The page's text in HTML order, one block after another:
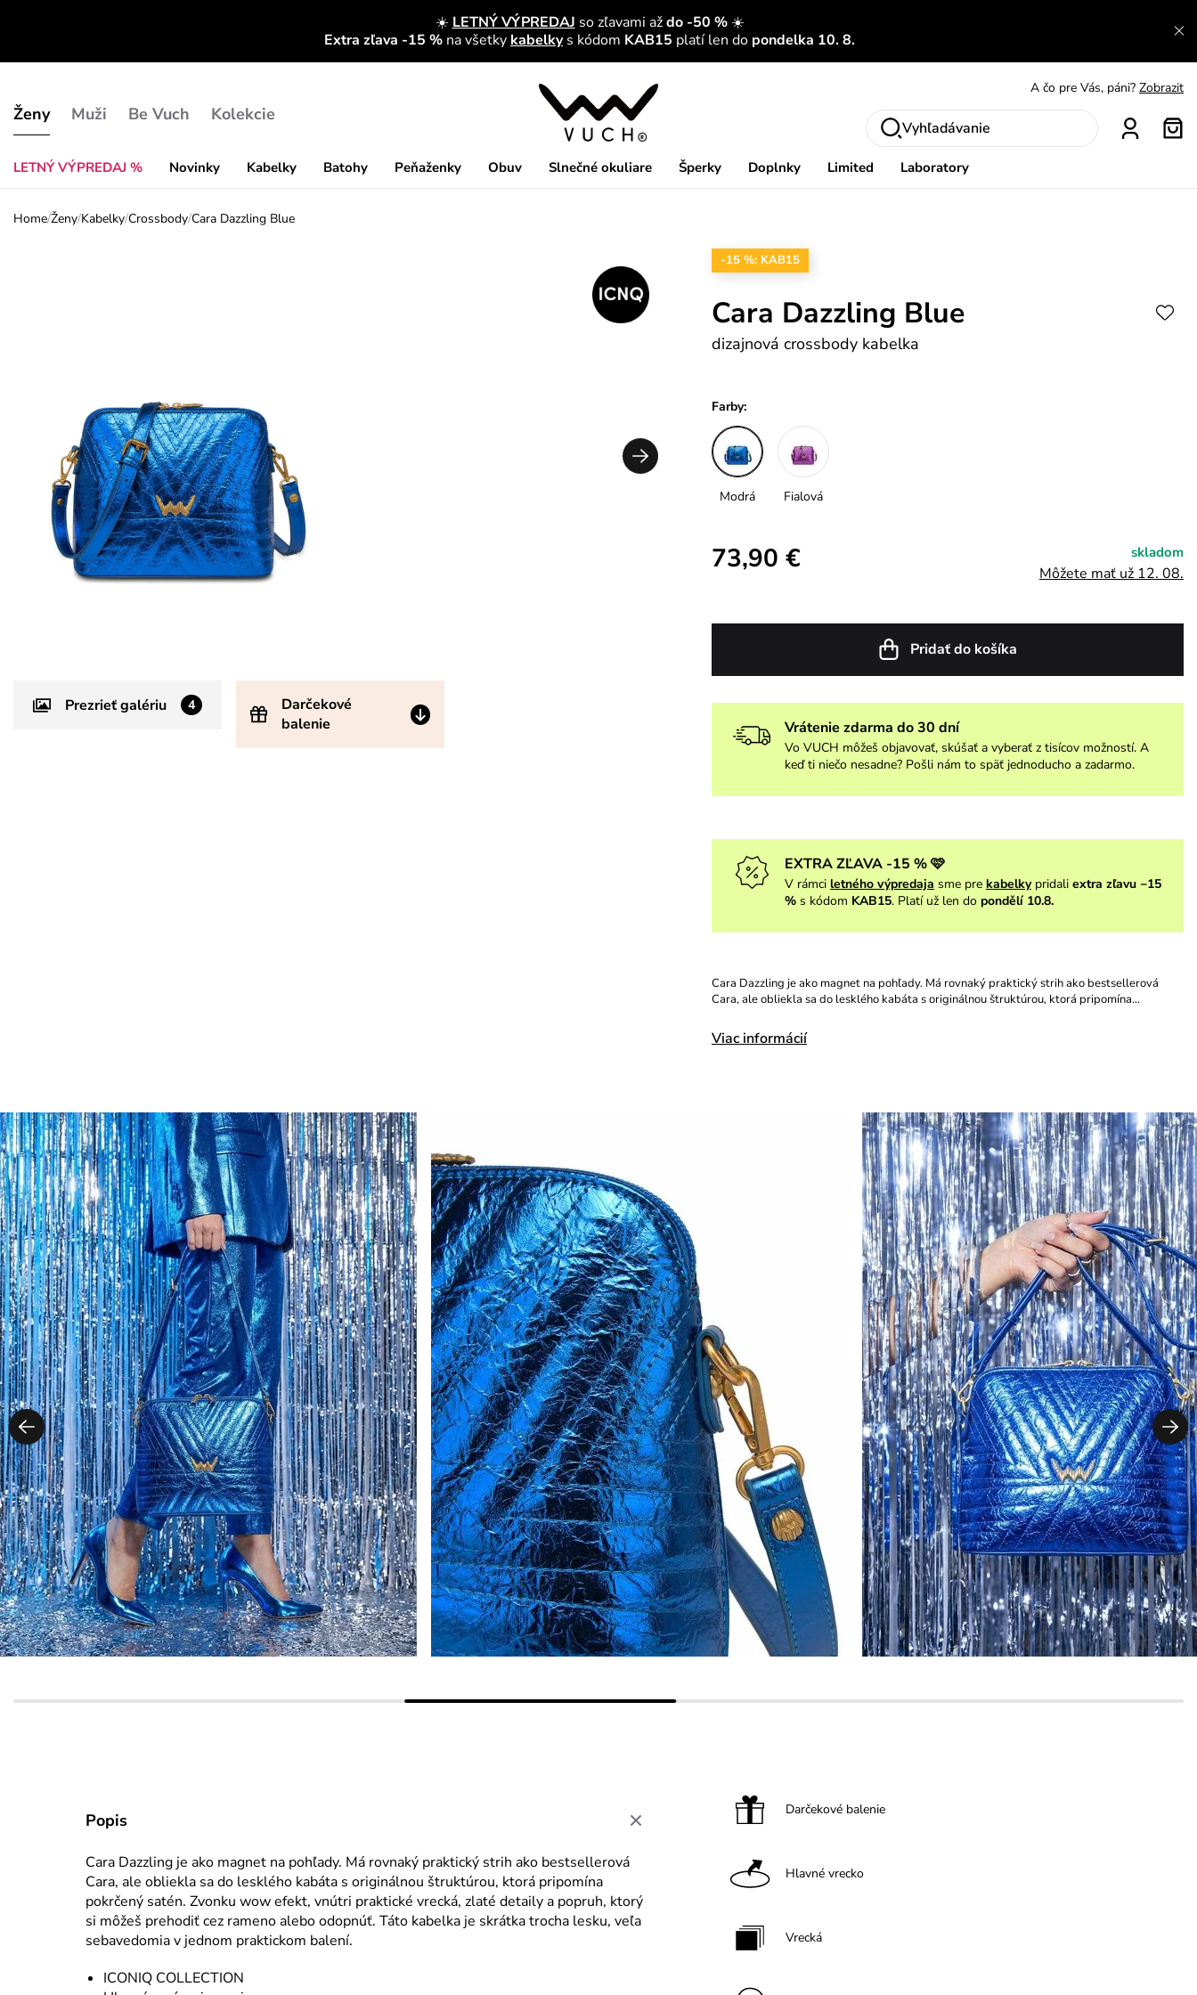
☀️ LETNÝ VÝPREDAJ so zľavami aždo -50 %☀️
Extra zľava -15 % na všetky kabelky s kódom KAB15 platí len do pondelka 10. 8.
Ženy
LETNÝ VÝPREDAJ % Novinky Kabelky Batohy Peňaženky Obuv Slnečné okuliare Šperky Doplnky Limited Laboratory
Muži Be Vuch Kolekcie
A čo pre Vás, páni? Zobrazit
S čím chybu neurobíš? Pozri
Výmena a vrátenie zadarmo Zobraziť
Vyhľadávanie
Home/Ženy/Kabelky/Crossbody/Cara Dazzling Blue
Prezrieť galériu 4
Darčekové
balenie
-15 %: KAB15
Cara Dazzling Blue
dizajnová crossbody kabelka
Farby:
Modrá Fialová
73,90 € skladom
Môžete mať už 12. 08.
Pridať do košíka
Vrátenie zdarma do 30 dní
Vo VUCH môžeš objavovať, skúšať a vyberať z tisícov možností. A
keď ti niečo nesadne? Pošli nám to späť jednoducho a zadarmo.
EXTRA ZĽAVA -15 % 🩷
V rámci letného výpredaja sme pre kabelky pridali extra zľavu −15
%s kódom KAB15. Platí už len do pondělí 10.8.
Cara Dazzling je ako magnet na pohľady. Má rovnaký praktický strih ako bestsellerová
Cara, ale obliekla sa do lesklého kabáta s originálnou štruktúrou, ktorá pripomína…
Viac informácií
Popis
Cara Dazzling je ako magnet na pohľady. Má rovnaký praktický strih ako bestsellerová
Cara, ale obliekla sa do lesklého kabáta s originálnou štruktúrou, ktorá pripomína
pokrčený satén. Zvonku wow efekt, vnútri praktické vrecká, zlaté detaily a popruh, ktorý
si môžeš prehodiť cez rameno alebo odopnúť. Táto kabelka je skrátka trocha lesku, veľa
sebavedomia v jednom praktickom balení.
ICONIQ COLLECTION
Darčekové balenie
Hlavné vrecko
Vrecká